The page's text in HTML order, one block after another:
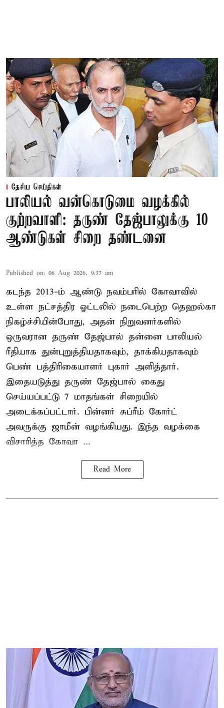
தேசிய செய்திகள்
பாலியல் வன்கொடுமை வழக்கில்
குற்றவாளி: தருண் தேஜ்பாலுக்கு 10
ஆண்டுகள் சிறை தண்டனை
Published on: 06 Aug 2026, 9:37 am
கடந்த 2013-ம் ஆண்டு நவம்பரில் கோவாவில்
உள்ள நட்சத்திர ஓட்டலில் நடைபெற்ற தெஹல்கா
நிகழ்ச்சியின்போது, அதன் நிறுவனர்களில்
ஒருவரான தருண் தேஜ்பால் தன்னை பாலியல்
ரீதியாக துன்புறுத்தியதாகவும், தாக்கியதாகவும்
பெண் பத்திரிகையாளர் புகார் அளித்தார்.
இதையடுத்து தருண் தேஜ்பால் கைது
செய்யப்பட்டு 7 மாதங்கள் சிறையில்
அடைக்கப்பட்டார். பின்னர் சுப்ரீம் கோர்ட்
அவருக்கு ஜாமீன் வழங்கியது. இந்த வழக்கை
விசாரித்த கோவா ...
Read More